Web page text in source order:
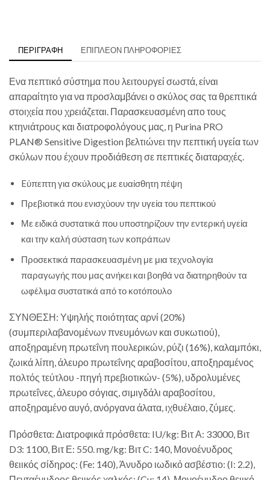
ΠΕΡΙΓΡΑΦΉ ΕΠΙΠΛΈΟΝ ΠΛΗΡΟΦΟΡΊΕΣ
Ενα πεπτικό σύστημα που λειτουργεί σωστά, είναι
απαραίτητο για να προσλαμβάνει ο σκύλος σας τα θρεπτικά
στοιχεία που χρειάζεται. Παρασκευασμένη απο τους
κτηνιάτρους και διατροφολόγους μας, η Purina PRO
PLAN® Sensitive Digestion βελτιώνει την πεπτική υγεία των
σκύλων που έχουν προδιάθεση σε πεπτικές διαταραχές.
Eύπεπτη για σκύλους με ευαίσθητη πέψη
Πρεβιοτικά που ενισχύουν την υγεία του πεπτικού
Με ειδικά συστατικά που υποστηρίζουν την εντερική υγεία
και την καλή σύσταση των κοπράπων
Προσεκτικά παρασκευασμένη με μια τεχνολογία
παραγωγής που μας ανήκει και βοηθά να διατηρηθούν τα
ωφέλιμα συστατικά από το κοτόπουλο
ΣΥΝΘΕΣΗ: Υψηλής ποιότητας αρνί (20%)
(συμπεριλαβανομένων πνευμόνων και συκωτιού),
αποξηραμένη πρωτεΐνη πουλερικών, ρύζι (16%), καλαμπόκι,
ζωικά λίπη, άλευρο πρωτεΐνης αραβοσίτου, αποξηραμένος
πολτός τεύτλου -πηγή πρεβιοτικών- (5%), υδρολυμένες
πρωτεΐνες, άλευρο σόγιας, σιμιγδάλι αραβοσίτου,
αποξηραμένο αυγό, ανόργανα άλατα, ιχθυέλαιο, ζύμες.
Πρόσθετα: Διατροφικά πρόσθετα: IU/kg: Βιτ Α: 33000, Βιτ
D3: 1100, Βιτ Ε: 550. mg/kg: Βιτ C: 140, Μονοένυδρος
θειικός σίδηρος: (Fe: 140), Άνυδρο ιωδικό ασβέστιο: (I: 2.2),